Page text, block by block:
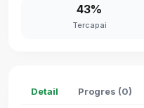
43%
Tercapai
Detail Progres (0)